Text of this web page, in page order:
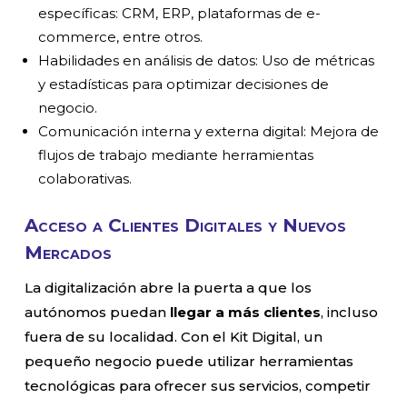
específicas: CRM, ERP, plataformas de e-
commerce, entre otros.
Habilidades en análisis de datos: Uso de métricas
y estadísticas para optimizar decisiones de
negocio.
Comunicación interna y externa digital: Mejora de
flujos de trabajo mediante herramientas
colaborativas.
Acceso a Clientes Digitales y Nuevos
Mercados
La digitalización abre la puerta a que los
autónomos puedan llegar a más clientes, incluso
fuera de su localidad. Con el Kit Digital, un
pequeño negocio puede utilizar herramientas
tecnológicas para ofrecer sus servicios, competir